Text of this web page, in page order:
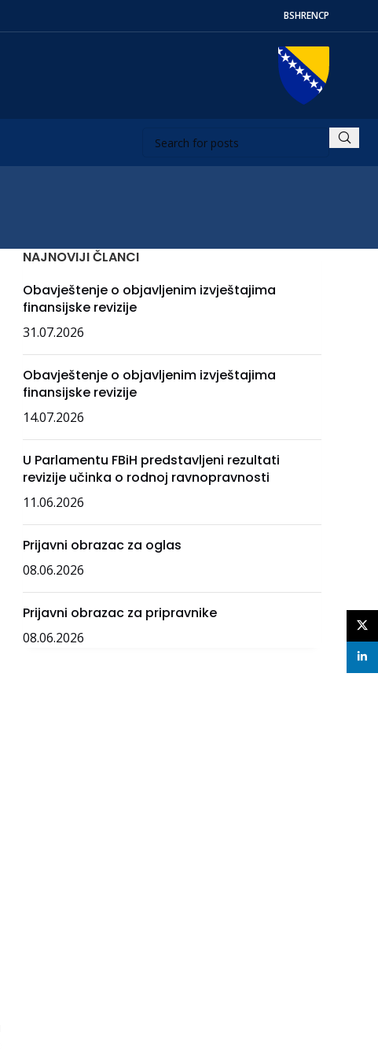
BSHRENСР
NAJNOVIJI ČLANCI
Obavještenje o objavljenim izvještajima
finansijske revizije
31.07.2026
Obavještenje o objavljenim izvještajima
finansijske revizije
14.07.2026
U Parlamentu FBiH predstavljeni rezultati
revizije učinka o rodnoj ravnopravnosti
11.06.2026
Prijavni obrazac za oglas
08.06.2026
Prijavni obrazac za pripravnike
08.06.2026